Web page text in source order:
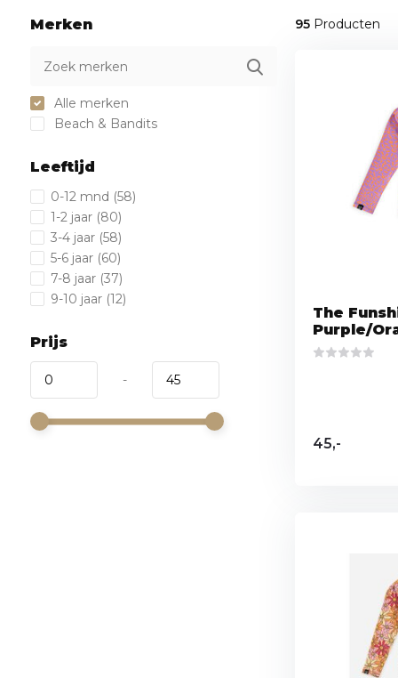
Merken
Alle merken
Beach & Bandits
Leeftijd
0-12 mnd (58)
1-2 jaar (80)
3-4 jaar (58)
5-6 jaar (60)
7-8 jaar (37)
9-10 jaar (12)
Prijs
-
95Producten
The
Purple/
45,-